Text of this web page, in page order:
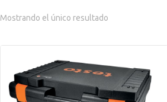
Mostrando el único resultado